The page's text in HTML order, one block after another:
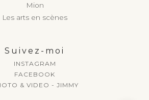
Mion
Les arts en scènes
Suivez-moi
INSTAGRAM
FACEBOOK
& VIDEO - JIMMY